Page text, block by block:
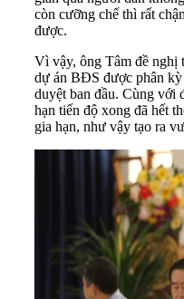
còn cưỡng chế thì rất
được.
Vì vậy, ông Tâm đề nghị
dự án BĐS được phân
duyệt ban đầu. Cùng với
hạn tiến độ xong đã hết
gia hạn, như vậy tạo ra